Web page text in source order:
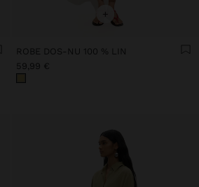
+
ROBE DOS-NU 100 % LIN
59,99 €